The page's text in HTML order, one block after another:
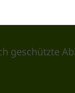
geschützte